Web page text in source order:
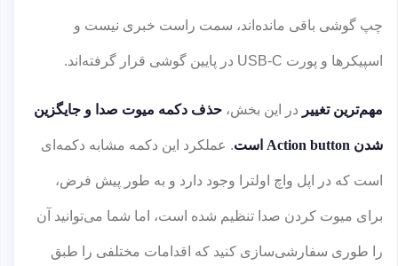
چپ گوشی باقی مانده‌اند، سمت راست خبری نیست و
اسپیکرها و پورت USB-C در پایین گوشی قرار گرفته‌اند.
مهم‌ترین تغییر در این بخش، حذف دکمه میوت صدا و جایگزین
شدن Action button است . عملکرد این دکمه مشابه دکمه‌ای
است که در اپل واچ اولترا وجود دارد و به طور پیش فرض،
برای میوت کردن صدا تنظیم شده است، اما شما می‌توانید آن
را طوری سفارشی‌سازی کنید که اقدامات مختلفی را طبق